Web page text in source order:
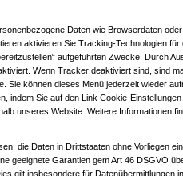
Daten wie Browserdaten
aktivieren Sie Tracking-Technologien für
aufgeführten Zwecke. Durch
Wenn Tracker deaktiviert sind, sind
Sie können dieses Menü jederzeit wieder
indem Sie auf den Link Cookie-
unseres Website. Weitere Informationen
die Daten in Drittstaaten ohne Vorliegen
geeignete Garantien gem Art 46 DSGVO
gilt insbesondere für Datenübermittlungen